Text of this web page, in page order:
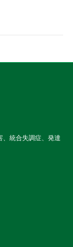
、統合失調症、発達